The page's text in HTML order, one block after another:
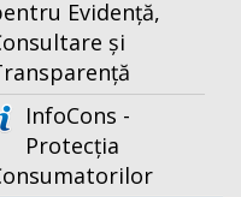
Evidență,
și
InfoCons -
Protecția